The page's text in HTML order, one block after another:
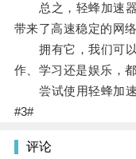
总之，轻蜂加速器
带来了高速稳定的网络
拥有它，我们可以
作、学习还是娱乐，
尝试使用轻蜂加速
#3#
评论